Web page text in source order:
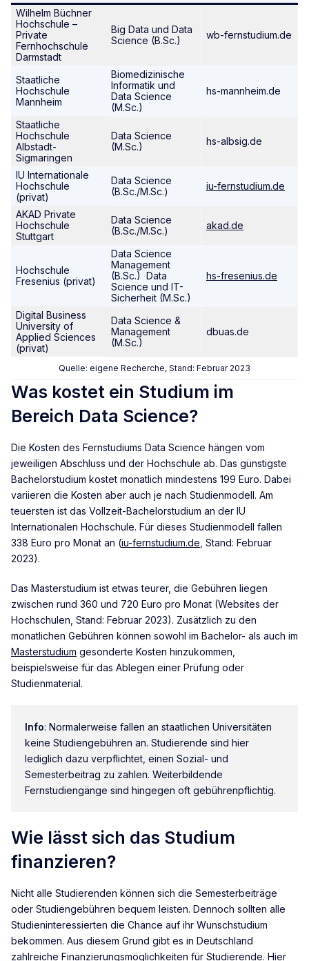
Wilhelm Büchner
Hochschule –
Private
Fernhochschule
Darmstadt
Big Data und Data
Science (B.Sc.)
wb-fernstudium.de
Staatliche
Hochschule
Mannheim
Biomedizinische
Informatik und
Data Science
(M.Sc.)
hs-mannheim.de
Staatliche
Hochschule
Albstadt-
Sigmaringen
Data Science
(M.Sc.)
hs-albsig.de
IU Internationale
Hochschule
(privat)
Data Science
(B.Sc./M.Sc.)
iu-fernstudium.de
AKAD Private
Hochschule
Stuttgart
Data Science
(B.Sc./M.Sc.)
akad.de
Hochschule
Fresenius (privat)
Data Science
Management
(B.Sc.) Data
Science und IT-
Sicherheit (M.Sc.)
hs-fresenius.de
Digital Business
University of
Applied Sciences
(privat)
Data Science &
Management
(M.Sc.)
dbuas.de
Quelle: eigene Recherche, Stand: Februar 2023
Was kostet ein Studium im
Bereich Data Science?
Die Kosten des Fernstudiums Data Science hängen vom
jeweiligen Abschluss und der Hochschule ab. Das günstigste
Bachelorstudium kostet monatlich mindestens 199 Euro. Dabei
variieren die Kosten aber auch je nach Studienmodell. Am
teuersten ist das Vollzeit-Bachelorstudium an der IU
Internationalen Hochschule. Für dieses Studienmodell fallen
338 Euro pro Monat an (iu-fernstudium.de , Stand: Februar
2023).
Das Masterstudium ist etwas teurer, die Gebühren liegen
zwischen rund 360 und 720 Euro pro Monat (Websites der
Hochschulen, Stand: Februar 2023). Zusätzlich zu den
monatlichen Gebühren können sowohl im Bachelor- als auch im
Masterstudium gesonderte Kosten hinzukommen,
beispielsweise für das Ablegen einer Prüfung oder
Studienmaterial.
Info: Normalerweise fallen an staatlichen Universitäten
keine Studiengebühren an. Studierende sind hier
lediglich dazu verpflichtet, einen Sozial- und
Semesterbeitrag zu zahlen. Weiterbildende
Fernstudiengänge sind hingegen oft gebührenpflichtig.
Wie lässt sich das Studium
finanzieren?
Nicht alle Studierenden können sich die Semesterbeiträge
oder Studiengebühren bequem leisten. Dennoch sollten alle
Studieninteressierten die Chance auf ihr Wunschstudium
bekommen. Aus diesem Grund gibt es in Deutschland
zahlreiche Finanzierungsmöglichkeiten für Studierende. Hier